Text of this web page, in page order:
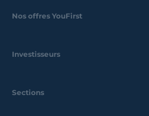
Nos offres YouFirst
Investisseurs
Sections